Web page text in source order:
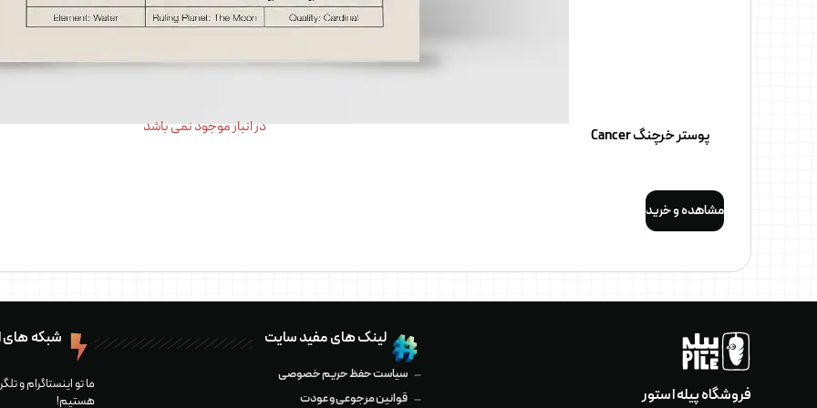
در انبار موجود نمی باشد پوستر خرچنگ Cancer
مشاهده و خرید
فروشگاه پیله استور
لینک های مفید سایت
سیاست حفظ حریم خصوصی
قوانین مرجوعی و عودت
شبکه های
ما تو اینستاگرام و
هستیم!